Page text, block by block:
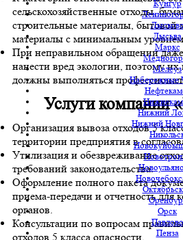
Кунгур
Лысьва
Маркс
Мелеуз
Набережные
Нижний
Нижний
Орск
Павлово
Пенза
сельскохозяйственные отходы,
строительные материалы, бытовой
материалы с минимальным
При неправильном обращении
нанести вред экологии, поэтому
должны выполняться
Услуги компании
Организация вывоза отходов 5
территории предприятия в
Утилизация и обезвреживание
требований законодательства.
Оформление полного пакета
приема-передачи и отчетность
органов.
Консультации по вопросам
отходов 5 класса опасности.